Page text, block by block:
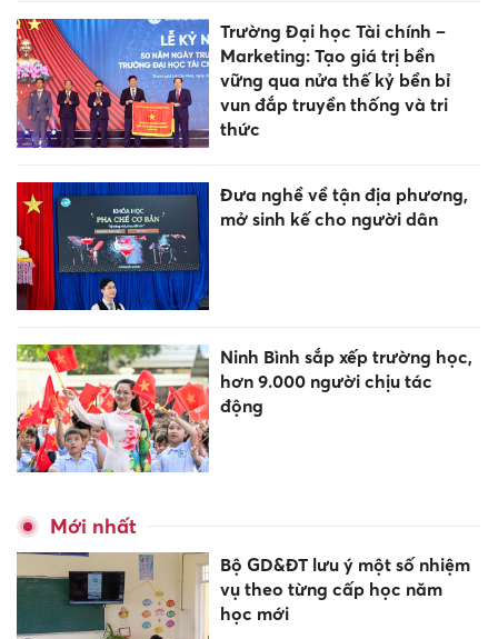
Trường Đại học Tài chính –
Marketing: Tạo giá trị bền
vững qua nửa thế kỷ bền bỉ
vun đắp truyền thống và tri
thức
Đưa nghề về tận địa phương,
mở sinh kế cho người dân
Ninh Bình sắp xếp trường học,
hơn 9.000 người chịu tác
động
Mới nhất
Bộ GD&ĐT lưu ý một số nhiệm
vụ theo từng cấp học năm
học mới